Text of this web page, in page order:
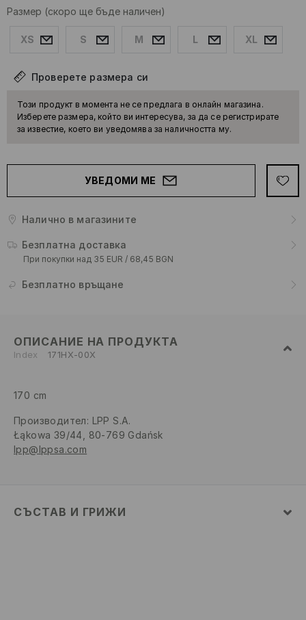
Размер (скоро ще бъде наличен)
XS S M L XL
Проверете размера си
Този продукт в момента не се предлага в онлайн магазина.
Изберете размера, който ви интересува, за да се регистрирате
за известие, което ви уведомява за наличността му.
УВЕДОМИ МЕ
Налично в магазините
Безплатна доставка
При покупки над 35 EUR / 68,45 BGN
Безплатно връщане
ОПИСАНИЕ НА ПРОДУКТА
Index 171HX-00X
170 cm
Производител: LPP S.A.
Łąkowa 39/44, 80-769 Gdańsk
lpp@lppsa.com
СЪСТАВ И ГРИЖИ